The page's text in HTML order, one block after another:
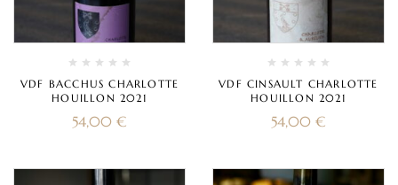
VDF BACCHUS CHARLOTTE
HOUILLON 2021
54,00 €
VDF CINSAULT CHARLOTTE
HOUILLON 2021
54,00 €